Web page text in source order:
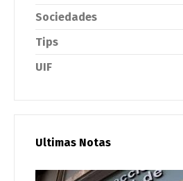
Sociedades
Tips
UIF
Ultimas Notas